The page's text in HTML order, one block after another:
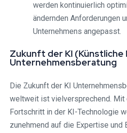
werden kontinuierlich
ändernden Anforderungen
Unternehmens angepasst.
Zukunft der KI (Künstliche
Unternehmensberatung
Die Zukunft der KI
weltweit ist vielversprechend. Mit
Fortschritt in der KI-Technologie
zunehmend auf die Expertise und